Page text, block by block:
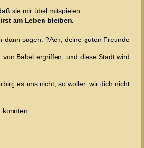
sie mir übel mitspielen.
am Leben bleiben.
dann sagen: ?Ach, deine guten Freunde
Babel ergriffen, und diese Stadt wird
es uns nicht, so wollen wir dich nicht